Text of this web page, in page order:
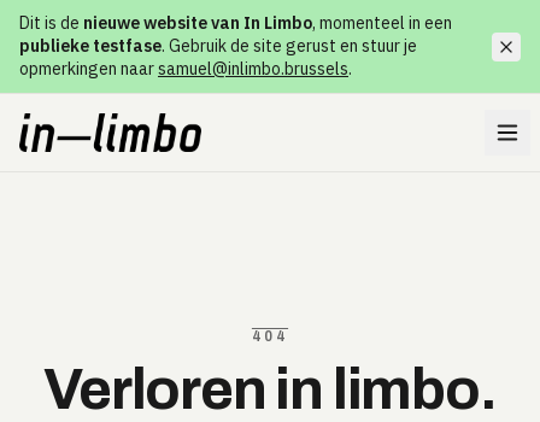
Dit is de nieuwe website van In Limbo, momenteel in een
publieke testfase. Gebruik de site gerust en stuur je
opmerkingen naarsamuel@inlimbo.brussels.
404
Verloren in limbo.